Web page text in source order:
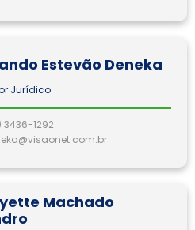
Estevão Deneka
Jurídico
3436-1292
Machado